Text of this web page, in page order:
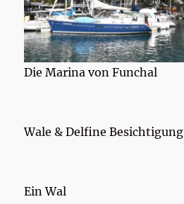
Die Marina von Funchal
Wale & Delfine Besichtigung
Ein Wal